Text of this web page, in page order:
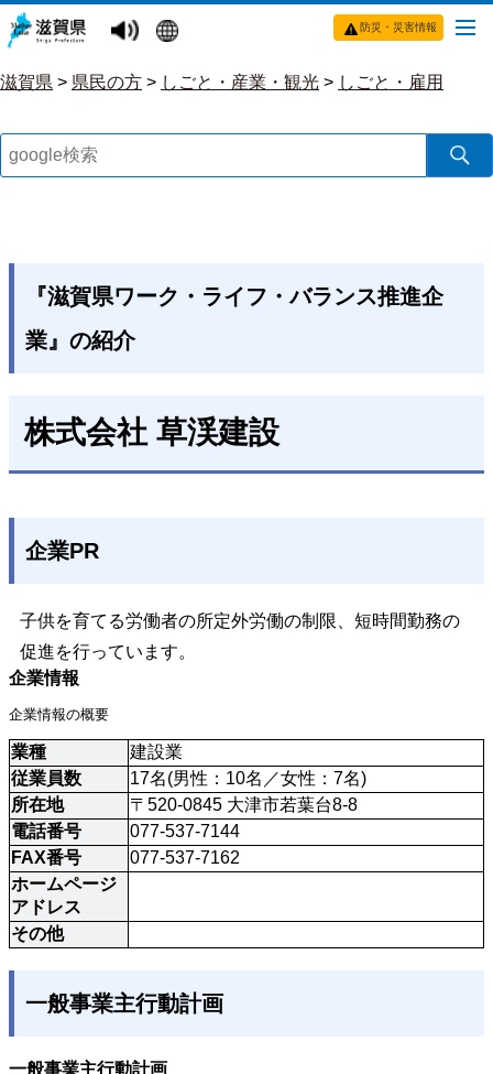
防災・災害情報
滋賀県 > 県民の方 > しごと・産業・観光 > しごと・雇用
『滋賀県ワーク・ライフ・バランス推進企
業』の紹介
株式会社 草渓建設
企業PR
子供を育てる労働者の所定外労働の制限、短時間勤務の
促進を行っています。
企業情報
企業情報の概要
業種
建設業
従業員数
17名(男性：10名／女性：7名)
所在地
〒520-0845 大津市若葉台8-8
電話番号
077-537-7144
FAX番号
077-537-7162
ホームページ
アドレス
その他
一般事業主行動計画
一般事業主行動計画